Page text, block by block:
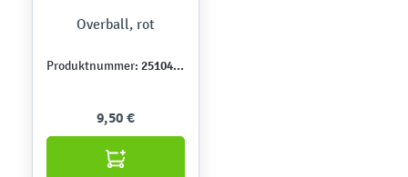
Overball, rot
Produktnummer: 251043-1
9,50 €